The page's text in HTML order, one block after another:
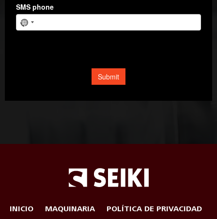
INICIO MAQUINARIA POLÍTICA DE PRIVACIDAD